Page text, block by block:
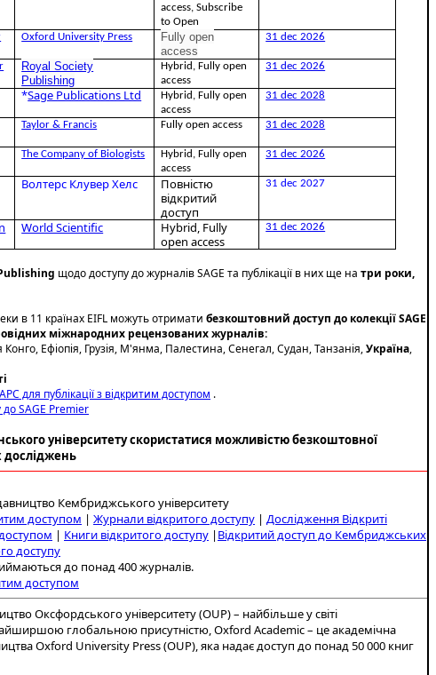
access, Subscribe
to Open
Oxford University Press
Fully open
access
31 dec 2026
Royal Society
Publishing
Hybrid, Fully open
access
31 dec 2026
*Sage Publications Ltd
Hybrid, Fully open
access
31 dec 2028
Taylor & Francis Fully open access 31 dec 2028
The Company of Biologists
Hybrid, Fully open
access
31 dec 2026
Волтерс Клувер Хелс
Повністю
відкритий
доступ
31 dec 2027
World Scientific
Hybrid, Fully
open access
31 dec 2026
щодо доступу до журналів SAGE та публікації в них ще на три роки,
в 11 країнах EIFL можуть отримати безкоштовний доступ до колекції SAGE
міжнародних рецензованих журналів:
Ефіопія, Грузія, М'янма, Палестина, Сенегал, Судан, Танзанія,Україна,
для публікації з відкритим доступом .
до SAGE Premier
університету скористатися можливістю безкоштовної
досліджень
Кембриджського університету
доступом | Журнали відкритого доступу | Дослідження Відкриті
| Книги відкритого доступу | Відкритий доступ до Кембриджських
доступу
до понад 400 журналів.
доступом
Оксфордського університету (OUP) – найбільше у світі
глобальною присутністю, Oxford Academic – це академічна
Oxford University Press (OUP), яка надає доступ до понад 50 000 книг